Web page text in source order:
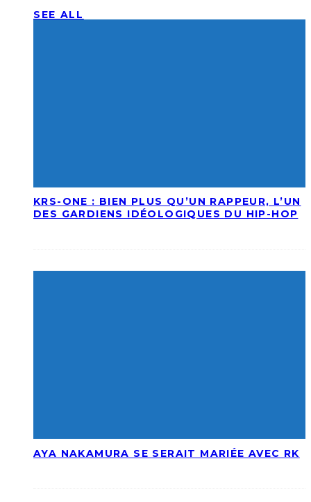
SEE ALL
KRS-ONE : BIEN PLUS QU’UN RAPPEUR, L’UN
DES GARDIENS IDÉOLOGIQUES DU HIP-HOP
AYA NAKAMURA SE SERAIT MARIÉE AVEC RK